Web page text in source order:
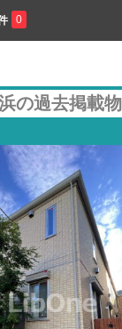
0
の過去掲載